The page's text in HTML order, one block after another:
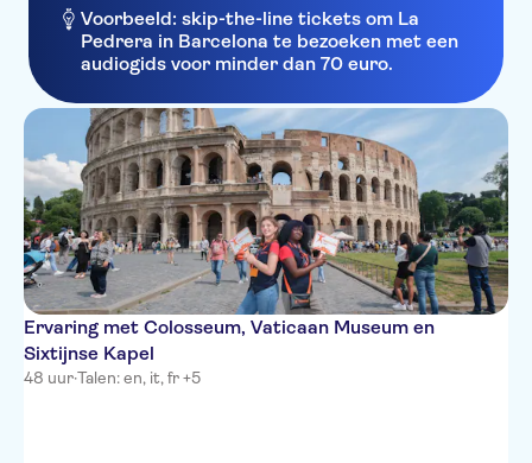
Voorbeeld: skip-the-line tickets om La
Pedrera in Barcelona te bezoeken met een
audiogids voor minder dan 70 euro.
Ervaring met Colosseum, Vaticaan Museum en
Sixtijnse Kapel
48 uur·Talen: en, it, fr +5